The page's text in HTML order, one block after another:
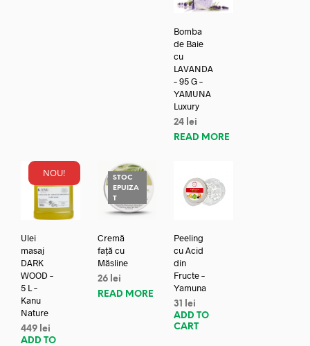
Bomba
de Baie
cu
LAVANDA
– 95 G –
YAMUNA
Luxury
24 lei
READ MORE
NOU!
Ulei
masaj
DARK
WOOD –
5 L –
Kanu
Nature
449 lei
ADD TO
STOC
EPUIZA
T
Cremă
față cu
Măsline
26 lei
READ MORE
Peeling
cu Acid
din
Fructe –
Yamuna
31
lei
ADD TO
CART